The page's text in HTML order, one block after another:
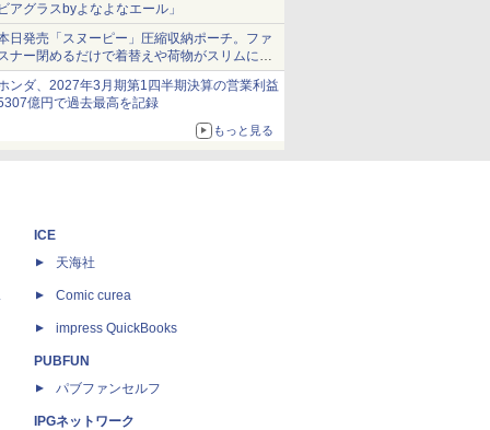
アグラスbyよなよなエール」
日発売「スヌーピー」圧縮収納ポーチ。ファ
ナー閉めるだけで着替えや荷物がスリムにま
まる
ンダ、2027年3月期第1四半期決算の営業利益
億円で過去最高を記録
もっと見る
ICE
天海社
Comic curea
impress QuickBooks
PUBFUN
パブファンセルフ
IPGネットワーク